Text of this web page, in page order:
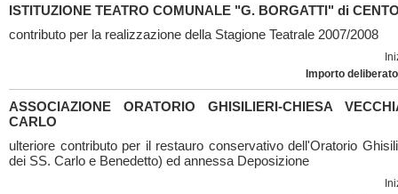
ISTITUZIONE TEATRO COMUNALE "G. BORGATTI" di
contributo per la realizzazione della Stagione Teatrale 2007/2008
Importo
ASSOCIAZIONE ORATORIO GHISILIERI-CHIESA
CARLO
ulteriore contributo per il restauro conservativo dell'Oratorio
dei SS. Carlo e Benedetto) ed annessa Deposizione